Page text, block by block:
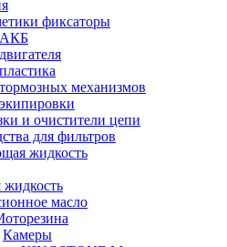
фиксаторы
механизмов
и очистители цепи
для фильтров
жидкость
жидкость
масло
Камеры